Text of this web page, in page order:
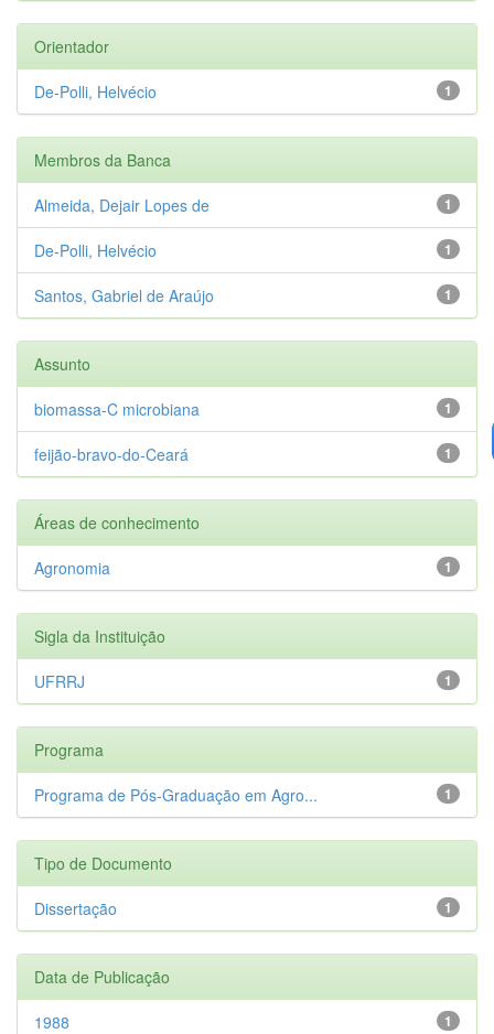
Orientador
1
De-Polli, Helvécio
Membros da Banca
1
Almeida, Dejair Lopes de
1
De-Polli, Helvécio
1
Santos, Gabriel de Araújo
Assunto
1
biomassa-C microbiana
1
feijão-bravo-do-Ceará
Áreas de conhecimento
1
Agronomia
Sigla da Instituição
1
UFRRJ
Programa
1
Programa de Pós-Graduação em Agro...
Tipo de Documento
1
Dissertação
Data de Publicação
1
1988